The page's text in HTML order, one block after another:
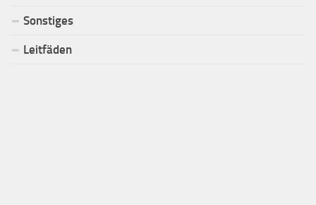
Sonstiges
Leitfäden